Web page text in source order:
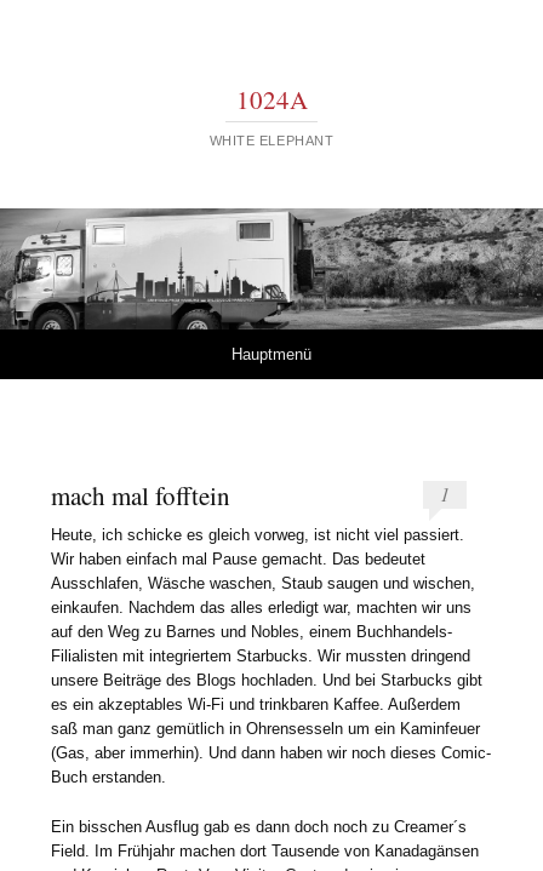
1024A
WHITE ELEPHANT
Hauptmenü
mach mal fofftein 1
Heute, ich schicke es gleich vorweg, ist nicht viel passiert.
Wir haben einfach mal Pause gemacht. Das bedeutet
Ausschlafen, Wäsche waschen, Staub saugen und wischen,
einkaufen. Nachdem das alles erledigt war, machten wir uns
auf den Weg zu Barnes und Nobles, einem Buchhandels-
Filialisten mit integriertem Starbucks. Wir mussten dringend
unsere Beiträge des Blogs hochladen. Und bei Starbucks gibt
es ein akzeptables Wi-Fi und trinkbaren Kaffee. Außerdem
saß man ganz gemütlich in Ohrensesseln um ein Kaminfeuer
(Gas, aber immerhin). Und dann haben wir noch dieses Comic-
Buch erstanden.
Ein bisschen Ausflug gab es dann doch noch zu Creamer´s
Field. Im Frühjahr machen dort Tausende von Kanadagänsen